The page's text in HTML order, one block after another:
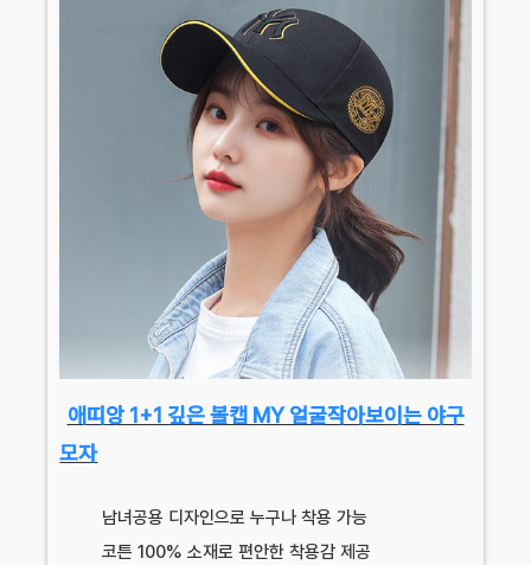
애띠앙 1+1 깊은 볼캡 MY 얼굴작아보이는 야구
모자
남녀공용 디자인으로 누구나 착용 가능
코튼 100% 소재로 편안한 착용감 제공